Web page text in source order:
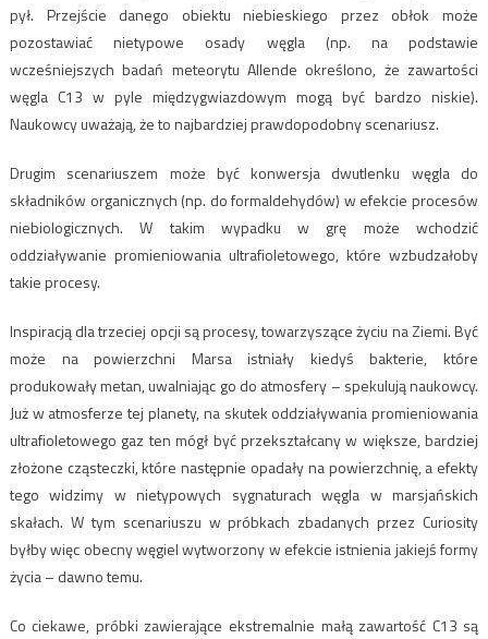
pył. Przejście danego obiektu niebieskiego przez obłok może
pozostawiać nietypowe osady węgla (np. na podstawie
wcześniejszych badań meteorytu Allende określono, że zawartości
węgla C13 w pyle międzygwiazdowym mogą być bardzo niskie).
Naukowcy uważają, że to najbardziej prawdopodobny scenariusz.
Drugim scenariuszem może być konwersja dwutlenku węgla do
składników organicznych (np. do formaldehydów) w efekcie procesów
niebiologicznych. W takim wypadku w grę może wchodzić
oddziaływanie promieniowania ultrafioletowego, które wzbudzałoby
takie procesy.
Inspiracją dla trzeciej opcji są procesy, towarzyszące życiu na Ziemi. Być
może na powierzchni Marsa istniały kiedyś bakterie, które
produkowały metan, uwalniając go do atmosfery – spekulują naukowcy.
Już w atmosferze tej planety, na skutek oddziaływania promieniowania
ultrafioletowego gaz ten mógł być przekształcany w większe, bardziej
złożone cząsteczki, które następnie opadały na powierzchnię, a efekty
tego widzimy w nietypowych sygnaturach węgla w marsjańskich
skałach. W tym scenariuszu w próbkach zbadanych przez Curiosity
byłby więc obecny węgiel wytworzony w efekcie istnienia jakiejś formy
życia – dawno temu.
Co ciekawe, próbki zawierające ekstremalnie małą zawartość C13 są